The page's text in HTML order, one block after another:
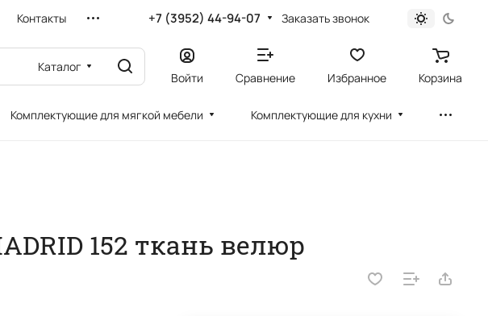
Контакты +7 (3952) 44-94-07 Заказать звонок
Каталог
Войти Сравнение Избранное Корзина
Комплектующие для мягкой мебели Комплектующие для кухни
152 ткань велюр